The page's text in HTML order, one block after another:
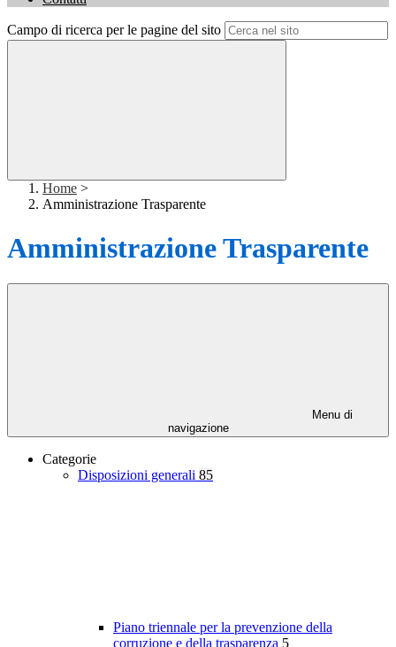
Campo di ricerca per le pagine del sito
Home >
Amministrazione Trasparente
Amministrazione Trasparente
Menu di
navigazione
Categorie
Disposizioni generali 85
Piano triennale per la prevenzione della
corruzione e della trasparenza 5